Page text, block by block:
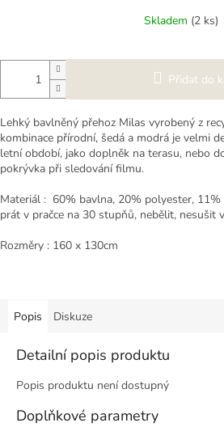
Skladem (2 ks)
Přidat do
Lehký bavlněný přehoz Milas vyrobený z
kombinace přírodní, šedá a modrá je velmi
letní období, jako doplněk na terasu, nebo
pokrývka při sledování filmu.
Materiál : 60% bavlna, 20% polyester, 11%
prát v pračce na 30 stupňů, nebělit, nesušit
Rozměry : 160 x 130cm
Popis Diskuze
Detailní popis produktu
Popis produktu není dostupný
Doplňkové parametry